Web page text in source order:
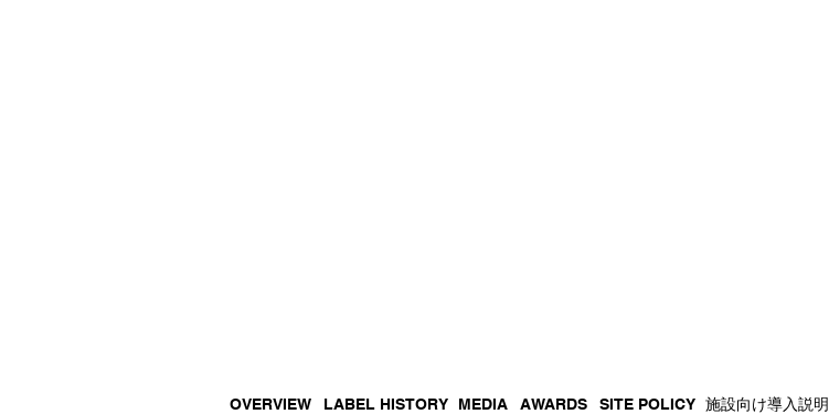
OVERVIEW LABEL HISTORY MEDIA AWARDS SITE POLICY 施設向け導入説